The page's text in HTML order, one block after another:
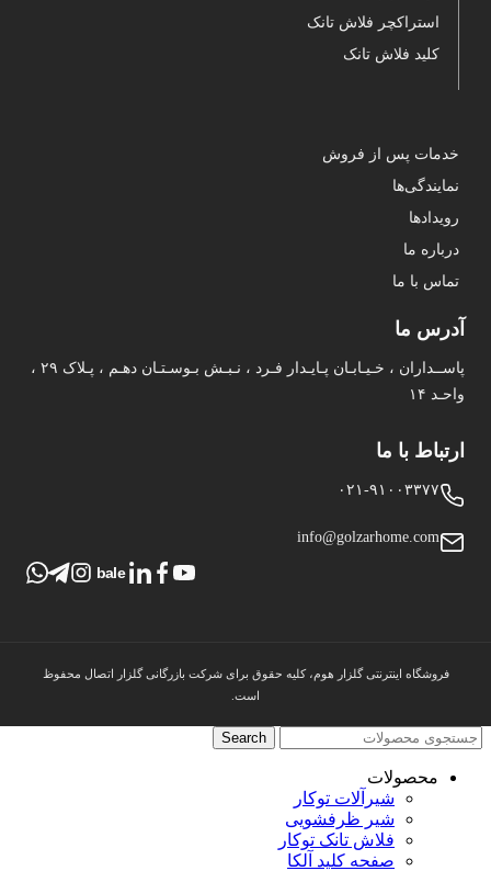
bale
آدرس ما
پاســداران ، خـیـابـان پـایـدار فـرد ، نـبـش بـوسـتـان دهـم ، پـلاک ۲۹ ،
واحـد ۱۴
ارتباط با ما
۰۲۱-۹۱۰۰۳۳۷۷
info@golzarhome.com
خدمات پس از فروش
نمایندگی‌ها
رویدادها
درباره ما
تماس با ما
استراکچر فلاش تانک
کلید فلاش تانک
فروشگاه اینترنتی گلزار هوم، کلیه حقوق برای شرکت بازرگانی گلزار اتصال محفوظ
است.
Search
محصولات
شیرآلات توکار
شیر ظرفشویی
فلاش تانک توکار
صفحه کلید آلکا